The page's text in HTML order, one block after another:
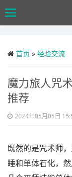
to
main
Toggle
首页 » 经验交流
魔力旅人咒
推荐
2024年05月05日
既然的是咒术师
睡和单体石化，